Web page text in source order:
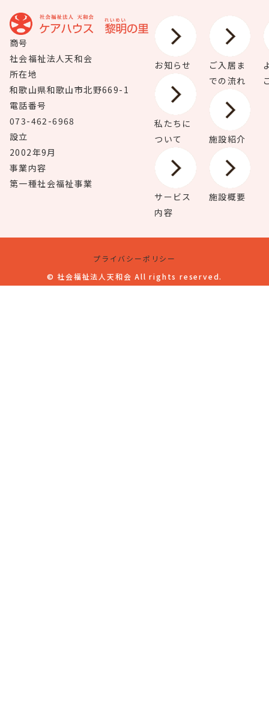
商号
社会福祉法人天和会
所在地
和歌山県和歌山市北野669-1
電話番号
073-462-6968
設立
2002年9月
事業内容
第一種社会福祉事業
お知らせ
私たちに
ついて
サービス
内容
ご入居ま
での流れ
施設紹介
施設概要
プライバシーポリシー
© 社会福祉法人天和会 All rights reserved.